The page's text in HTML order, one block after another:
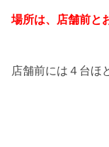
場所は、店舗前と
店舗前には４台ほ